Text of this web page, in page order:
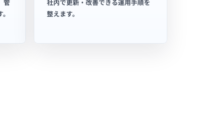
管
社内で更新・改善できる運用手順を
整えます。